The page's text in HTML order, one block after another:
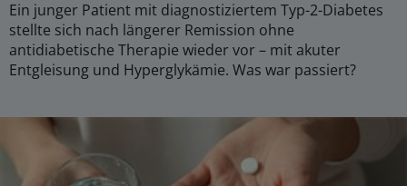
Ein junger Patient mit diagnostiziertem Typ-2-Diabetes
stellte sich nach längerer Remission ohne
antidiabetische Therapie wieder vor – mit akuter
Entgleisung und Hyperglykämie. Was war passiert?